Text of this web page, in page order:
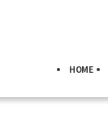
HOME